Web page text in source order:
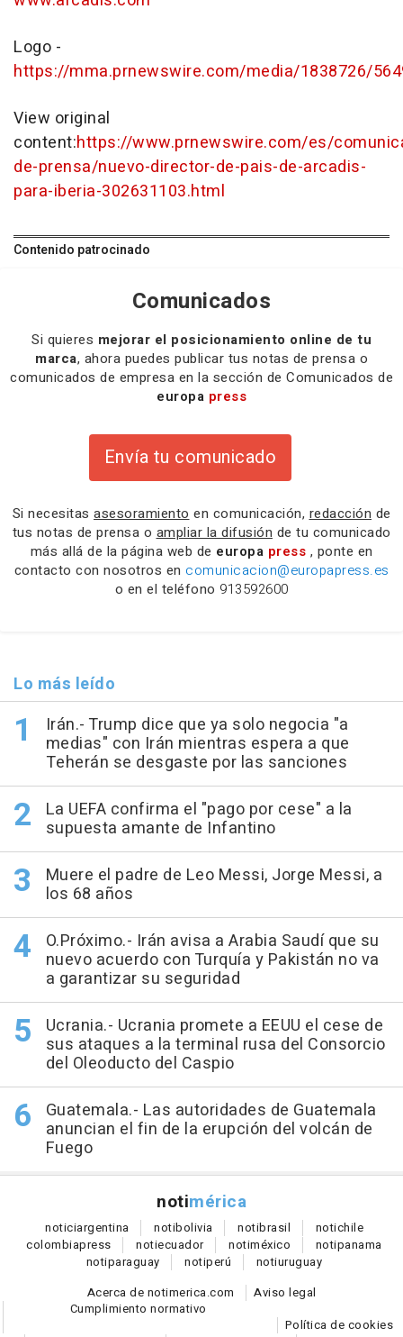
Logo -
https://mma.prnewswire.com/media/1838726/
View original
content:https://www.prnewswire.com/es/
de-prensa/nuevo-director-de-pais-de-arcadis-
para-iberia-302631103.html
Contenido patrocinado
Comunicados
Si quieres mejorar el posicionamiento online de tu
marca, ahora puedes publicar tus notas de prensa o
comunicados de empresa en la sección de Comunicados de
europa press
Envía tu comunicado
Si necesitas asesoramiento en comunicación, redacción de
tus notas de prensa o ampliar la difusión de tu comunicado
más allá de la página web de europa press , ponte en
contacto con nosotros en comunicacion@europapress.es
o en el teléfono 913592600
Lo más leído
Irán.- Trump dice que ya solo negocia "a
medias" con Irán mientras espera a que
Teherán se desgaste por las sanciones
La UEFA confirma el "pago por cese" a la
supuesta amante de Infantino
Muere el padre de Leo Messi, Jorge Messi, a
los 68 años
O.Próximo.- Irán avisa a Arabia Saudí que su
nuevo acuerdo con Turquía y Pakistán no va
a garantizar su seguridad
Ucrania.- Ucrania promete a EEUU el cese de
sus ataques a la terminal rusa del Consorcio
del Oleoducto del Caspio
Guatemala.- Las autoridades de Guatemala
anuncian el fin de la erupción del volcán de
Fuego
notimérica
noticiargentina notibolivia notibrasil notichile
colombiapress notiecuador notiméxico notipanama
notiparaguay notiperú notiuruguay
Acerca de notimerica.com
Aviso legal
Cumplimiento normativo
Política de cookies